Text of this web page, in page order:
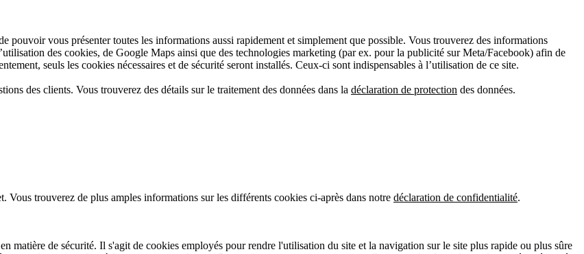
pouvoir vous présenter toutes les informations aussi rapidement et simplement que possible. Vous trouverez des informations
des cookies, de Google Maps ainsi que des technologies marketing (par ex. pour la publicité sur Meta/Facebook) afin de
seuls les cookies nécessaires et de sécurité seront installés. Ceux-ci sont indispensables à l’utilisation de ce site.
des clients. Vous trouverez des détails sur le traitement des données dans la déclaration de protection des données.
trouverez de plus amples informations sur les différents cookies ci-après dans notre déclaration de confidentialité.
matière de sécurité. Il s'agit de cookies employés pour rendre l'utilisation du site et la navigation sur le site plus rapide ou plus sûre